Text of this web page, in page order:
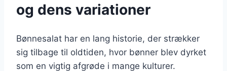
og dens variationer
Bønnesalat har en lang historie, der strækker
sig tilbage til oldtiden, hvor bønner blev dyrket
som en vigtig afgrøde i mange kulturer.